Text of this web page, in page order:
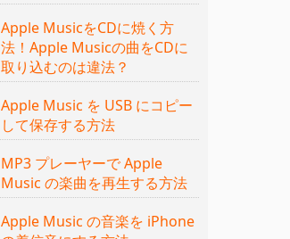
Apple MusicをCDに焼く方
法！Apple Musicの曲をCDに
取り込むのは違法？
Apple Music を USB にコピー
して保存する方法
MP3 プレーヤーで Apple
Music の楽曲を再生する方法
Apple Music の音楽を iPhone